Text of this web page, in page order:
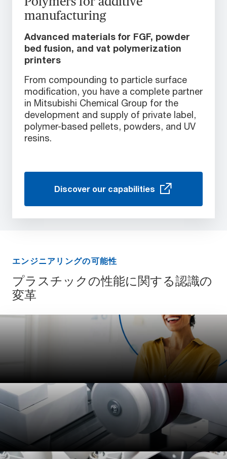
manufacturing
Advanced materials for FGF, powder
bed fusion, and vat polymerization
printers
From compounding to particle surface
modification, you have a complete partner
in Mitsubishi Chemical Group for the
development and supply of private label,
polymer-based pellets, powders, and UV
resins.
Discover our capabilities
エンジニアリングの可能性
プラスチックの性能に関する認識の
変革
先端材料の特性
実現不可能だと思いますか？先端エンジニアリングプラ
スチックの包括的ポートフォリオには、長期間持続する
摩耗耐性から化学的適合性、寸法安定性まで、優れた性
能特性を持つ様々な材料が揃っています。
摩耗耐性